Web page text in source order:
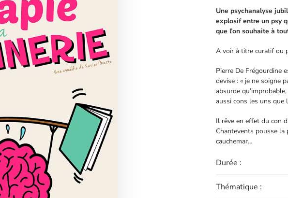
Une psychanalyse
explosif entre un psy
que l’on souhaite à
A voir à titre curatif ou
Pierre De Frégourdine
devise : « je ne soigne
absurde
aussi cons les uns que
Il rêve en effet du con
Chantevents pousse
cauchemar…
Durée :
Thématique :